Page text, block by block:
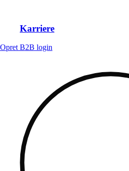
Karriere
Opret B2B login